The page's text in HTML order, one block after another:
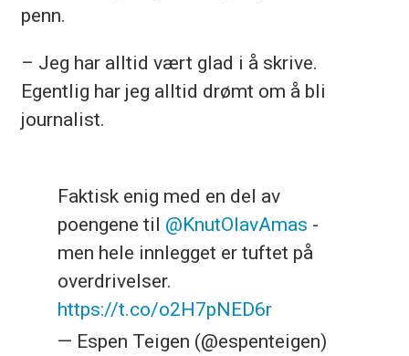
penn.
– Jeg har alltid vært glad i å skrive.
Egentlig har jeg alltid drømt om å bli
journalist.
Faktisk enig med en del av
poengene til @KnutOlavAmas -
men hele innlegget er tuftet på
overdrivelser.
https://t.co/o2H7pNED6r
— Espen Teigen (@espenteigen)